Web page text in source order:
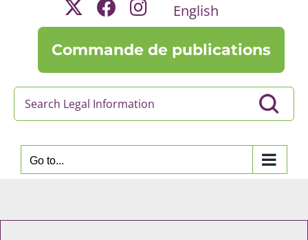
English
Commande de publications
Go to...